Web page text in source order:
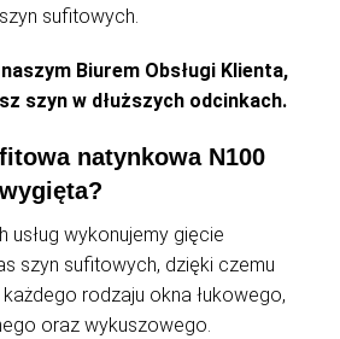
sufitowych.
Biurem Obsługi Klienta,
szyn w dłuższych odcinkach.
natynkowa N100
usług wykonujemy gięcie
szyn sufitowych, dzięki czemu
rodzaju okna łukowego,
oraz wykuszowego.